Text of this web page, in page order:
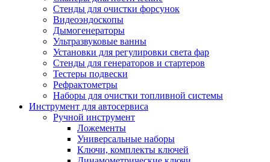
Стенды для очистки форсунок
Видеоэндоскопы
Дымогенераторы
Ультразвуковые ванны
Установки для регулировки света фар
Стенды для генераторов и стартеров
Тестеры подвески
Рефрактометры
Наборы для очистки топливной системы
Инструмент для автосервиса
Ручной инструмент
Ложементы
Универсальные наборы
Ключи, комплекты ключей